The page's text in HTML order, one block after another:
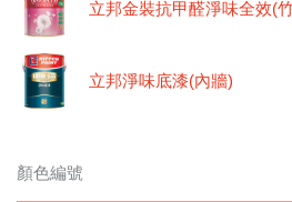
立邦金裝抗甲醛淨味全效(
立邦淨味底漆(內牆)
顏色編號